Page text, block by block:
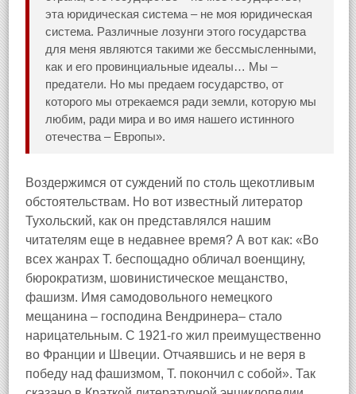
эта юридическая система – не моя юридическая
система. Различные лозунги этого государства
для меня являются такими же бессмысленными,
как и его провинциальные идеалы… Мы –
предатели. Но мы предаем государство, от
которого мы отрекаемся ради земли, которую мы
любим, ради мира и во имя нашего истинного
отечества – Европы».
Воздержимся от суждений по столь щекотливым
обстоятельствам. Но вот известный литератор
Тухольский, как он представлялся нашим
читателям еще в недавнее время? А вот как: «Во
всех жанрах Т. беспощадно обличал военщину,
бюрократизм, шовинистическое мещанство,
фашизм. Имя самодовольного немецкого
мещанина – господина Вендринера– стало
нарицательным. С 1921‑го жил преимущественно
во Франции и Швеции. Отчаявшись и не веря в
победу над фашизмом, Т. покончил с собой». Так